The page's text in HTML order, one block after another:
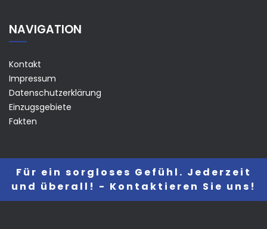
NAVIGATION
Kontakt
Impressum
Datenschutzerklärung
Einzugsgebiete
Fakten
Für ein sorgloses Gefühl. Jederzeit
und überall! - Kontaktieren Sie uns!